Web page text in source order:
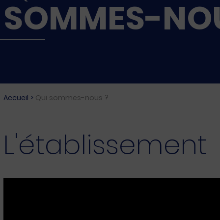
SOMMES-
Accueil > Qui sommes-nous ?
L'établissement